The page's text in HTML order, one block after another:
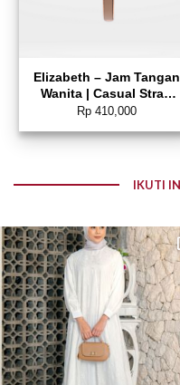
Elizabeth – Jam Tangan
Wanita | Casual Strap
2203-0652
Rp410,000
IKUTI